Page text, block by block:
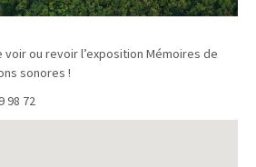
voir ou revoir l’exposition Mémoires de
sonores !
98 72